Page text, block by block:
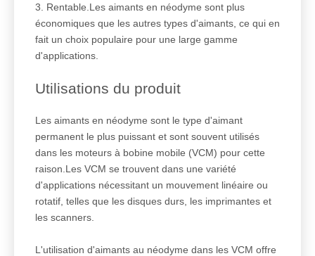
3. Rentable.Les aimants en néodyme sont plus
économiques que les autres types d'aimants, ce qui en
fait un choix populaire pour une large gamme
d'applications.
Utilisations du produit
Les aimants en néodyme sont le type d'aimant
permanent le plus puissant et sont souvent utilisés
dans les moteurs à bobine mobile (VCM) pour cette
raison.Les VCM se trouvent dans une variété
d'applications nécessitant un mouvement linéaire ou
rotatif, telles que les disques durs, les imprimantes et
les scanners.
L'utilisation d'aimants au néodyme dans les VCM offre